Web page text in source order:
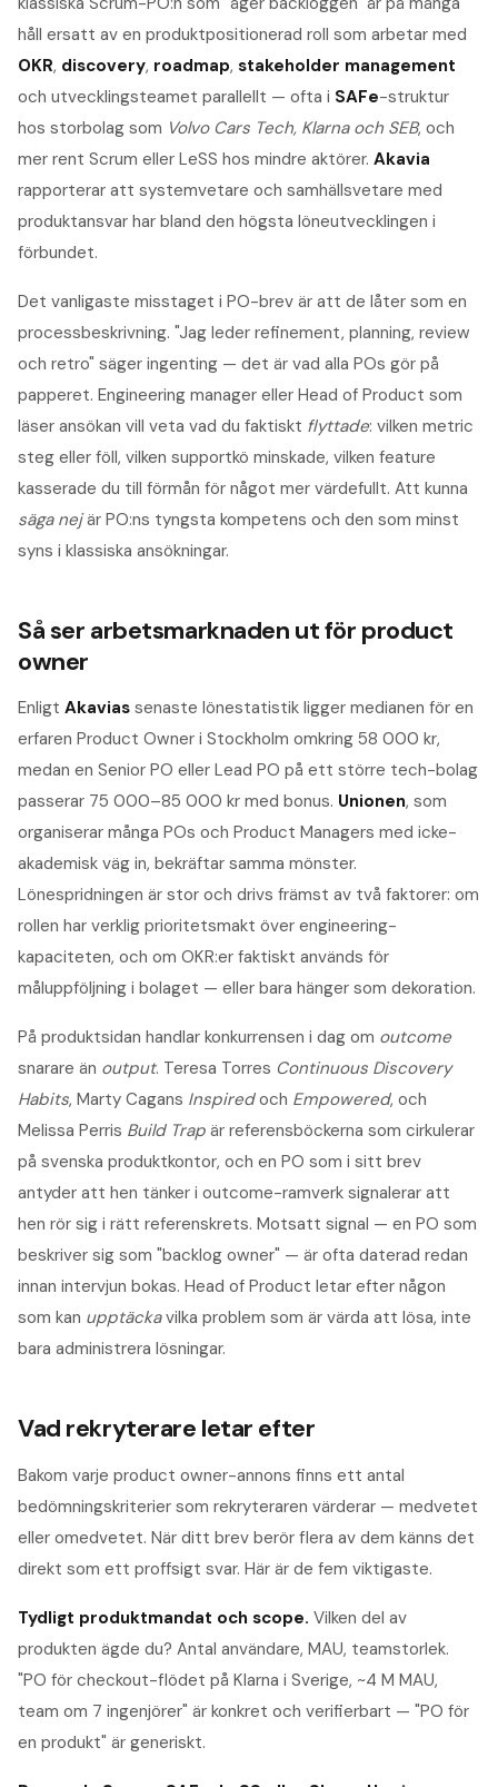
håll ersatt av en produktpositionerad roll som arbetar med
OKR, discovery, roadmap, stakeholder management
och utvecklingsteamet parallellt — ofta i SAFe-struktur
hos storbolag som Volvo Cars Tech, Klarna och SEB, och
mer rent Scrum eller LeSS hos mindre aktörer. Akavia
rapporterar att systemvetare och samhällsvetare med
produktansvar har bland den högsta löneutvecklingen i
förbundet.
Det vanligaste misstaget i PO-brev är att de låter som en
processbeskrivning. "Jag leder refinement, planning, review
och retro" säger ingenting — det är vad alla POs gör på
papperet. Engineering manager eller Head of Product som
läser ansökan vill veta vad du faktiskt flyttade: vilken metric
steg eller föll, vilken supportkö minskade, vilken feature
kasserade du till förmån för något mer värdefullt. Att kunna
säga nejär PO:ns tyngsta kompetens och den som minst
syns i klassiska ansökningar.
Så ser arbetsmarknaden ut för product
owner
Enligt Akavias senaste lönestatistik ligger medianen för en
erfaren Product Owner i Stockholm omkring 58 000 kr,
medan en Senior PO eller Lead PO på ett större tech-bolag
passerar 75 000–85 000 kr med bonus. Unionen, som
organiserar många POs och Product Managers med icke-
akademisk väg in, bekräftar samma mönster.
Lönespridningen är stor och drivs främst av två faktorer: om
rollen har verklig prioritetsmakt över engineering-
kapaciteten, och om OKR:er faktiskt används för
måluppföljning i bolaget — eller bara hänger som dekoration.
På produktsidan handlar konkurrensen i dag om outcome
snarare än output. Teresa Torres Continuous Discovery
Habits, Marty Cagans Inspiredoch Empowered, och
Melissa Perris Build Trap är referensböckerna som cirkulerar
på svenska produktkontor, och en PO som i sitt brev
antyder att hen tänker i outcome-ramverk signalerar att
hen rör sig i rätt referenskrets. Motsatt signal — en PO som
beskriver sig som "backlog owner" — är ofta daterad redan
innan intervjun bokas. Head of Product letar efter någon
som kan upptäckavilka problem som är värda att lösa, inte
bara administrera lösningar.
Vad rekryterare letar efter
Bakom varje product owner-annons finns ett antal
bedömningskriterier som rekryteraren värderar — medvetet
eller omedvetet. När ditt brev berör flera av dem känns det
direkt som ett proffsigt svar. Här är de fem viktigaste.
Tydligt produktmandat och scope. Vilken del av
produkten ägde du? Antal användare, MAU, teamstorlek.
"PO för checkout-flödet på Klarna i Sverige, ~4 M MAU,
team om 7 ingenjörer" är konkret och verifierbart — "PO för
en produkt" är generiskt.